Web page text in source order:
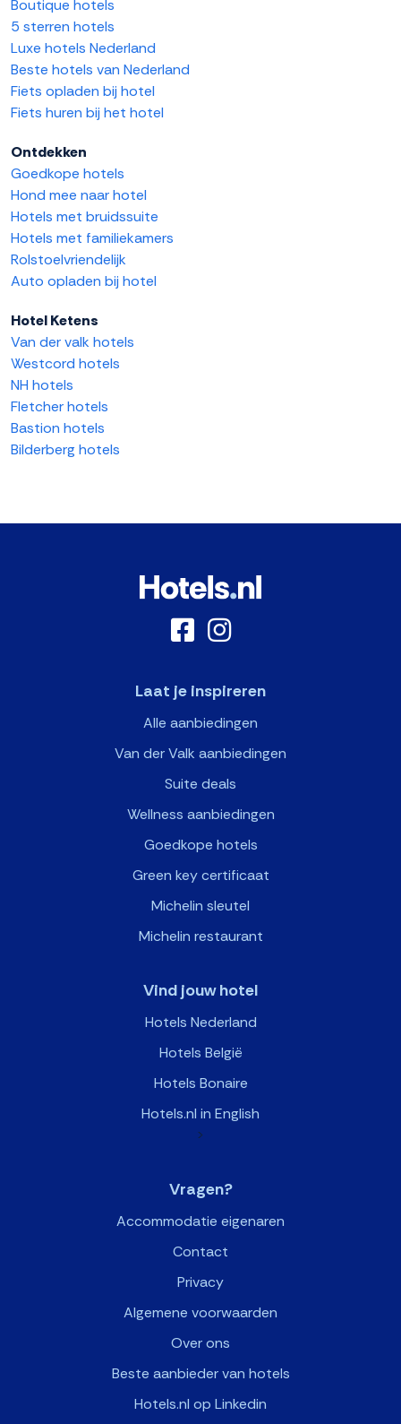
Boutique hotels
5 sterren hotels
Luxe hotels Nederland
Beste hotels van Nederland
Fiets opladen bij hotel
Fiets huren bij het hotel
Ontdekken
Goedkope hotels
Hond mee naar hotel
Hotels met bruidssuite
Hotels met familiekamers
Rolstoelvriendelijk
Auto opladen bij hotel
Hotel Ketens
Van der valk hotels
Westcord hotels
NH hotels
Fletcher hotels
Bastion hotels
Bilderberg hotels
Laat je inspireren
Alle aanbiedingen
Van der Valk aanbiedingen
Suite deals
Wellness aanbiedingen
Goedkope hotels
Green key certificaat
Michelin sleutel
Michelin restaurant
Vind jouw hotel
Hotels Nederland
Hotels België
Hotels Bonaire
Hotels.nl in English
>
Vragen?
Accommodatie eigenaren
Contact
Privacy
Algemene voorwaarden
Over ons
Beste aanbieder van hotels
Hotels.nl op Linkedin